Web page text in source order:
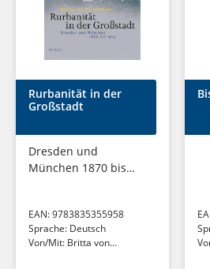
Rurbanität in der
Großstadt
Dresden und
München 1870 bis
EAN:9783835355958
Sprache: Deutsch
Von/Mit: Britta von